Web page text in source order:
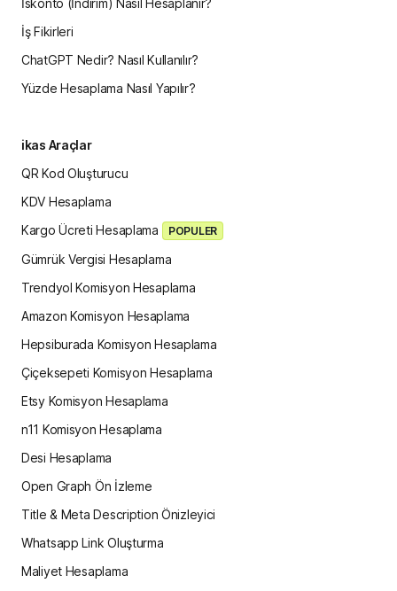
İskonto (İndirim) Nasıl Hesaplanır?
İş Fikirleri
ChatGPT Nedir? Nasıl Kullanılır?
Yüzde Hesaplama Nasıl Yapılır?
ikas Araçlar
QR Kod Oluşturucu
KDV Hesaplama
Kargo Ücreti Hesaplama
POPULER
Gümrük Vergisi Hesaplama
Trendyol Komisyon Hesaplama
Amazon Komisyon Hesaplama
Hepsiburada Komisyon Hesaplama
Çiçeksepeti Komisyon Hesaplama
Etsy Komisyon Hesaplama
n11 Komisyon Hesaplama
Desi Hesaplama
Open Graph Ön İzleme
Title & Meta Description Önizleyici
Whatsapp Link Oluşturma
Maliyet Hesaplama